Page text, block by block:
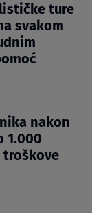
ture
svakom
nakon
1.000
troškove